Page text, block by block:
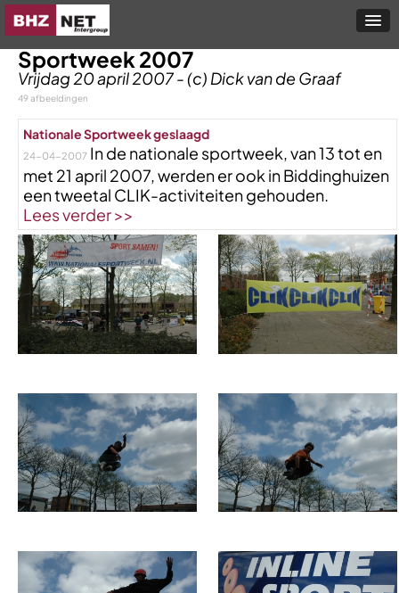
Sportweek 2007
Vrijdag 20 april 2007 - (c) Dick van de Graaf
49 afbeeldingen
Nationale Sportweek geslaagd
24-04-2007 In de nationale sportweek, van 13 tot en
met 21 april 2007, werden er ook in Biddinghuizen
een tweetal CLIK-activiteiten gehouden.
Lees verder >>